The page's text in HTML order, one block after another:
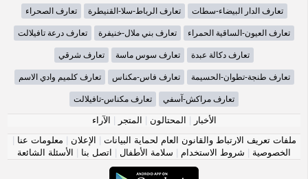
تعارف الدار البيضاء-سطات تعارف الرباط-سلا-القنيطرة تعارف الصحراء
تعارف العيون-الساقية الحمراء تعارف بني ملال-خنيفرة تعارف درعة تافيلالت
تعارف دكالة عبدة تعارف سوس ماسة تعارف شرقي
تعارف طنجة-تطوان-الحسيمة تعارف فاس-مكناس تعارف كلميم وادي الاسم
تعارف مراكش-آسفي تعارف مكناس-تافيلالت
الأخبار | المحتالون | المتجر | الآراء
ملفات تعريف الارتباط والقانون العام لحماية البيانات | الإعلان | معلومات عنا |
الخصوصية | شروط الاستخدام | سلامة الأطفال | اتصل بنا | الأسئلة الشائعة